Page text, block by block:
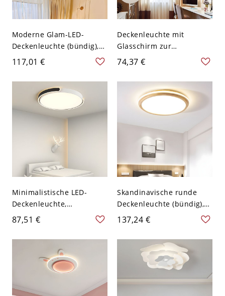
Moderne Glam-LED-
Deckenleuchte (bündig),
Kristallblatt-Akzente &
runder Metallrahmen -
110V-120V Golden 45,72
cm Natürliches Llicht
117,01 €
Deckenleuchte mit
Glasschirm zur
Deckenmontage im
amerikanischen
Landhausstil,
schalenförmig,
Wohnzimmer,
Deckenleuchte bündig -
110V-120V Messing 30,48
cm mit Spitze
74,37 €
Minimalistische LED-
Deckenleuchte,
geometrische Halo-
Deckenlampe mit
blendfreiem Acrylschirm -
Schwarz 110V-120V 40,64
cm Weißlicht
87,51 €
Skandinavische runde
Deckenleuchte (bündig),
LED-Leuchte aus
Naturholz - 110V-120V
31,75 cm Weißlicht
137,24 €